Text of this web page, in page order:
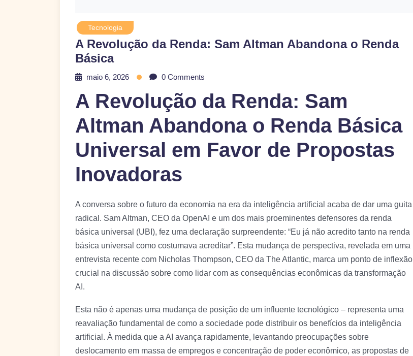
Tecnologia
A Revolução da Renda: Sam Altman Abandona o Renda
Básica
maio 6, 2026 0 Comments
A Revolução da Renda: Sam
Altman Abandona o Renda Básica
Universal em Favor de Propostas
Inovadoras
A conversa sobre o futuro da economia na era da inteligência artificial acaba de dar uma guita
radical. Sam Altman, CEO da OpenAI e um dos mais proeminentes defensores da renda
básica universal (UBI), fez uma declaração surpreendente: “Eu já não acredito tanto na renda
básica universal como costumava acreditar”. Esta mudança de perspectiva, revelada em uma
entrevista recente com Nicholas Thompson, CEO da The Atlantic, marca um ponto de inflexão
crucial na discussão sobre como lidar com as consequências econômicas da transformação
AI.
Esta não é apenas uma mudança de posição de um influente tecnológico – representa uma
reavaliação fundamental de como a sociedade pode distribuir os benefícios da inteligência
artificial. À medida que a AI avança rapidamente, levantando preocupações sobre
deslocamento em massa de empregos e concentração de poder econômico, as propostas de